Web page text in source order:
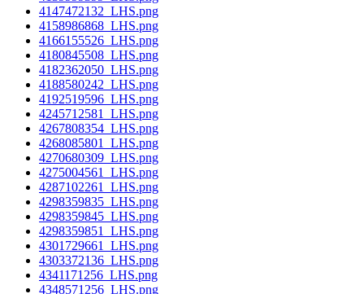
4147472132_LHS.png
4158986868_LHS.png
4166155526_LHS.png
4180845508_LHS.png
4182362050_LHS.png
4188580242_LHS.png
4192519596_LHS.png
4245712581_LHS.png
4267808354_LHS.png
4268085801_LHS.png
4270680309_LHS.png
4275004561_LHS.png
4287102261_LHS.png
4298359835_LHS.png
4298359845_LHS.png
4298359851_LHS.png
4301729661_LHS.png
4303372136_LHS.png
4341171256_LHS.png
4348571256_LHS.png